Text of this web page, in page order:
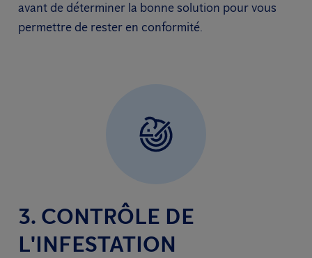
avant de déterminer la bonne solution pour vous
permettre de rester en conformité.
3. CONTRÔLE DE
L'INFESTATION